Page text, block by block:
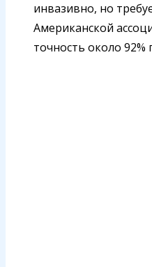
инвазивно, но
Американской
точность около